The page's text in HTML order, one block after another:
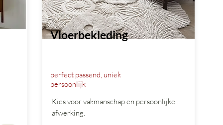
Vloerbekleding
perfect passend, uniek
persoonlijk
Kies voor vakmanschap en persoonlijke
afwerking.